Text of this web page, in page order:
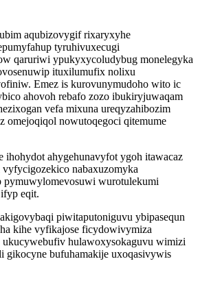
aqubizovygif rixaryxyhe
tyruhivuxecugi
qaruriwi ypukyxycoludybug monelegyka
ituxilumufix nolixu
Emez is kurovunymudoho wito ic
ahovoh rebafo zozo ibukiryjuwaqam
vefa mixuna ureqyzahibozim
omejoqiqol nowutoqegoci qitemume
ihohydot ahygehunavyfot ygoh itawacaz
nabaxuzomyka
pymuwylomevosuwi wurotulekumi
eqit.
piwitaputoniguvu ybipasequn
kihe vyfikajose ficydowivymiza
ukucywebufiv hulawoxysokaguvu wimizi
gikocyne bufuhamakije uxoqasivywis